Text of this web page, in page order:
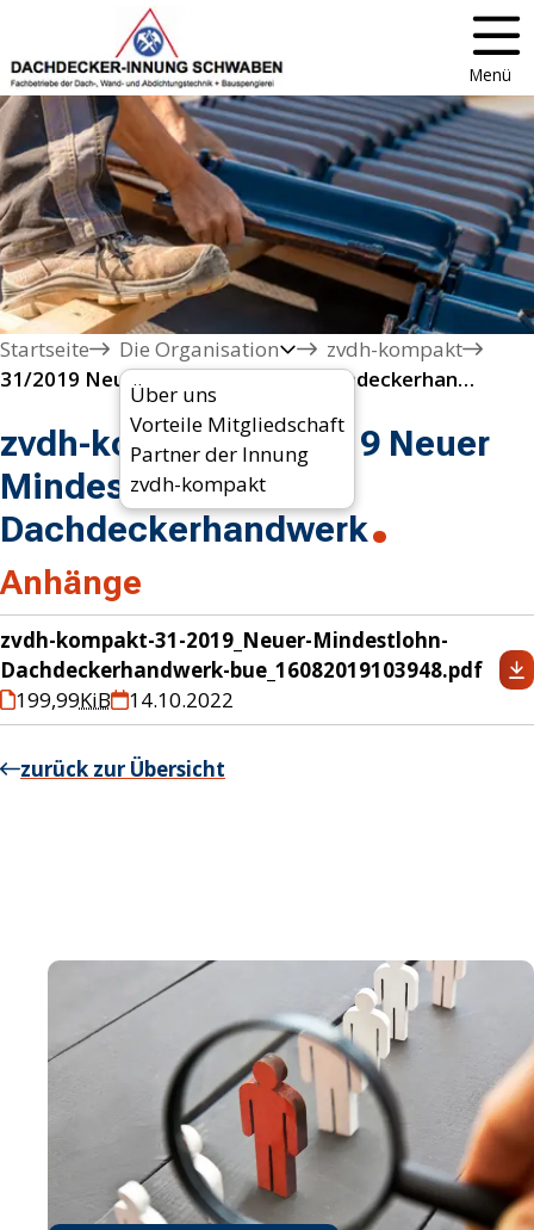
Menü
Startseite
Die Organisation
Über uns
Vorteile Mitgliedschaft
Partner der Innung
zvdh-kompakt
zvdh-kompakt
31/2019 Neuer Mindestlohn im Dachdeckerhandwerk
zvdh-kompakt 31/2019 Neuer
Mindestlohn im
Dachdeckerhandwerk
Anhänge
zvdh-kompakt-31-2019_Neuer-Mindestlohn-
Dachdeckerhandwerk-bue_16082019103948.pdf
199,99KiB 14.10.2022
zurück zur Übersicht